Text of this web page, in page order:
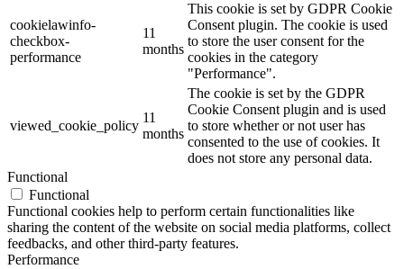
cookielawinfo-
checkbox-
performance
11
months
This cookie is set by GDPR Cookie
Consent plugin. The cookie is used
to store the user consent for the
cookies in the category
"Performance".
viewed_cookie_policy
11
months
The cookie is set by the GDPR
Cookie Consent plugin and is used
to store whether or not user has
consented to the use of cookies. It
does not store any personal data.
Functional
Functional
Functional cookies help to perform certain functionalities like
sharing the content of the website on social media platforms, collect
feedbacks, and other third-party features.
Performance